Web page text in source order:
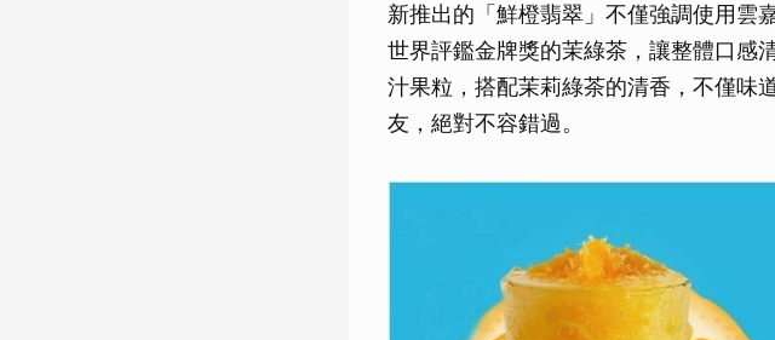
新推出的「鮮橙翡翠」不僅強調使用雲
世界評鑑金牌獎的茉綠茶，讓整體口感
汁果粒，搭配茉莉綠茶的清香，不僅味
友，絕對不容錯過。